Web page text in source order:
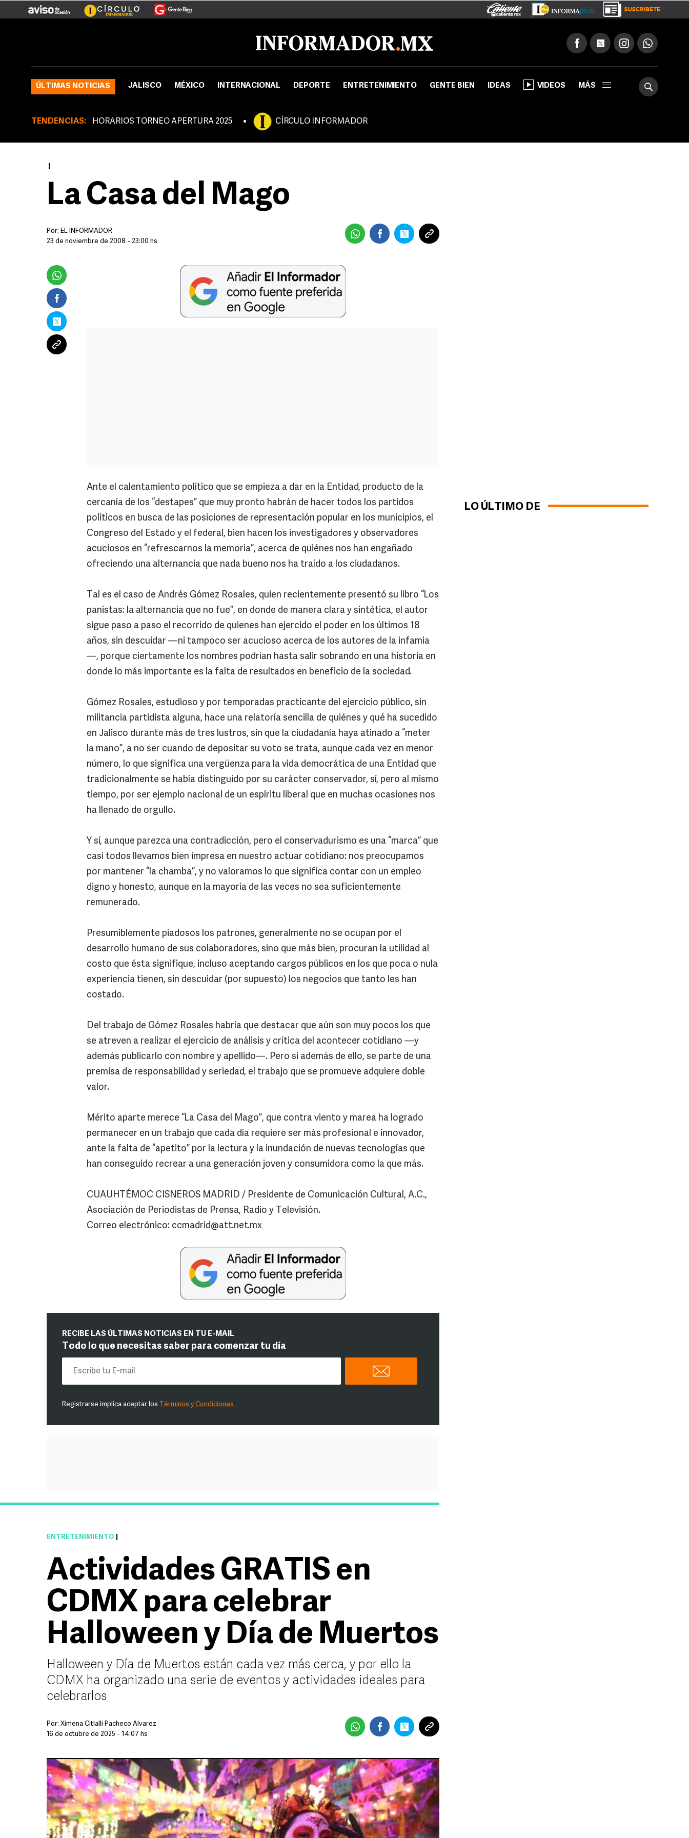
ÚLTIMAS NOTICIAS JALISCO MÉXICO INTERNACIONAL DEPORTE ENTRETENIMIENTO GENTE BIEN IDEAS VIDEOS MÁS
TENDENCIAS: HORARIOS TORNEO APERTURA 2025 CÍRCULO INFORMADOR
LO ÚLTIMO DE
La Casa del Mago
Por: EL INFORMADOR
23 de noviembre de 2008 - 23:00 hs
Ante el calentamiento político que se empieza a dar en la Entidad, producto de la
cercanía de los “destapes” que muy pronto habrán de hacer todos los partidos
políticos en busca de las posiciones de representación popular en los municipios, el
Congreso del Estado y el federal, bien hacen los investigadores y observadores
acuciosos en “refrescarnos la memoria”, acerca de quiénes nos han engañado
ofreciendo una alternancia que nada bueno nos ha traído a los ciudadanos.
Tal es el caso de Andrés Gómez Rosales, quien recientemente presentó su libro “Los
panistas: la alternancia que no fue”, en donde de manera clara y sintética, el autor
sigue paso a paso el recorrido de quienes han ejercido el poder en los últimos 18
años, sin descuidar —ni tampoco ser acucioso acerca de los autores de la infamia
—, porque ciertamente los nombres podrían hasta salir sobrando en una historia en
donde lo más importante es la falta de resultados en beneficio de la sociedad.
Gómez Rosales, estudioso y por temporadas practicante del ejercicio público, sin
militancia partidista alguna, hace una relatoría sencilla de quiénes y qué ha sucedido
en Jalisco durante más de tres lustros, sin que la ciudadanía haya atinado a “meter
la mano”, a no ser cuando de depositar su voto se trata, aunque cada vez en menor
número, lo que significa una vergüenza para la vida democrática de una Entidad que
tradicionalmente se había distinguido por su carácter conservador, sí, pero al mismo
tiempo, por ser ejemplo nacional de un espíritu liberal que en muchas ocasiones nos
ha llenado de orgullo.
Y sí, aunque parezca una contradicción, pero el conservadurismo es una “marca” que
casi todos llevamos bien impresa en nuestro actuar cotidiano: nos preocupamos
por mantener “la chamba”, y no valoramos lo que significa contar con un empleo
digno y honesto, aunque en la mayoría de las veces no sea suficientemente
remunerado.
Presumiblemente piadosos los patrones, generalmente no se ocupan por el
desarrollo humano de sus colaboradores, sino que más bien, procuran la utilidad al
costo que ésta signifique, incluso aceptando cargos públicos en los que poca o nula
experiencia tienen, sin descuidar (por supuesto) los negocios que tanto les han
costado.
Del trabajo de Gómez Rosales habría que destacar que aún son muy pocos los que
se atreven a realizar el ejercicio de análisis y crítica del acontecer cotidiano —y
además publicarlo con nombre y apellido—. Pero si además de ello, se parte de una
premisa de responsabilidad y seriedad, el trabajo que se promueve adquiere doble
valor.
Mérito aparte merece “La Casa del Mago”, que contra viento y marea ha logrado
permanecer en un trabajo que cada día requiere ser más profesional e innovador,
ante la falta de “apetito” por la lectura y la inundación de nuevas tecnologías que
han conseguido recrear a una generación joven y consumidora como la que más.
CUAUHTÉMOC CISNEROS MADRID / Presidente de Comunicación Cultural, A.C.,
Asociación de Periodistas de Prensa, Radio y Televisión.
Correo electrónico: ccmadrid@att.net.mx
RECIBE LAS ÚLTIMAS NOTICIAS EN TU E-MAIL
Todo lo que necesitas saber para comenzar tu día
Registrarse implica aceptar los Términos y Condiciones
ENTRETENIMIENTO
Actividades GRATIS en
CDMX para celebrar
Halloween y Día de Muertos
Halloween y Día de Muertos están cada vez más cerca, y por ello la
CDMX ha organizado una serie de eventos y actividades ideales para
celebrarlos
Por: Ximena Citlalli Pacheco Álvarez
16 de octubre de 2025 - 14:07 hs